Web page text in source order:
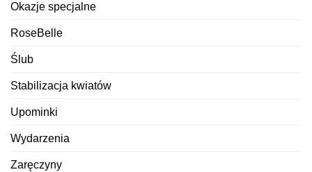
Okazje specjalne
RoseBelle
Ślub
Stabilizacja kwiatów
Upominki
Wydarzenia
Zaręczyny